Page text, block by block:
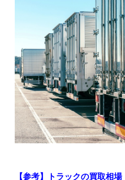
【参考】トラックの買取相